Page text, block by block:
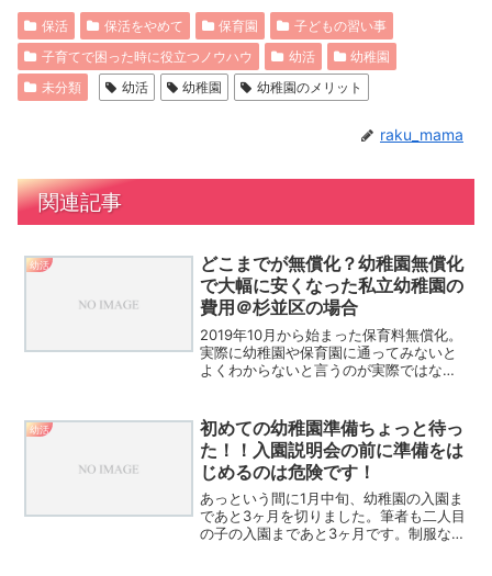
保活 保活をやめて 保育園
子どもの習い事
子育てで困った時に役立つノウハウ
幼活
幼稚園
未分類
幼活 幼稚園 幼稚園のメリット
raku_mama
関連記事
幼活
どこまでが無償化？幼稚園無償化
で大幅に安くなった私立幼稚園の
費用＠杉並区の場合
2019年10月から始まった保育料無償化。
実際に幼稚園や保育園に通ってみないと
よくわからないと言うのが実際ではない
幼活
初めての幼稚園準備ちょっと待っ
た！！入園説明会の前に準備をは
じめるのは危険です！
あっという間に1月中旬、幼稚園の入園ま
であと3ヶ月を切りました。筆者も二人目
の子の入園まであと3ヶ月です。制服など